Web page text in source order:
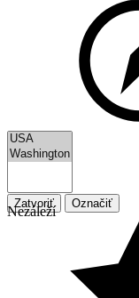
Zatvoriť Označiť
Nezáleží